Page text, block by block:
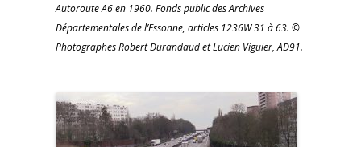
Autoroute A6 en 1960. Fonds public des Archives
Départementales de l’Essonne, articles 1236W 31 à 63. ©
Photographes Robert Durandaud et Lucien Viguier, AD91.